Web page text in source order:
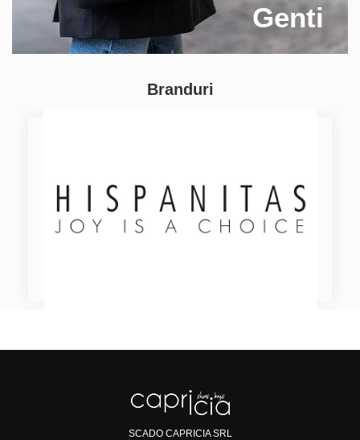
Genti
Branduri
SCADO CAPRICIA SRL